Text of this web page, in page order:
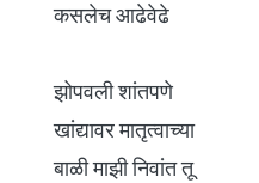
कसलेच आढेवेढे
झोपवली शांतपणे
खांद्यावर मातृत्वाच्या
बाळी माझी निवांत तू